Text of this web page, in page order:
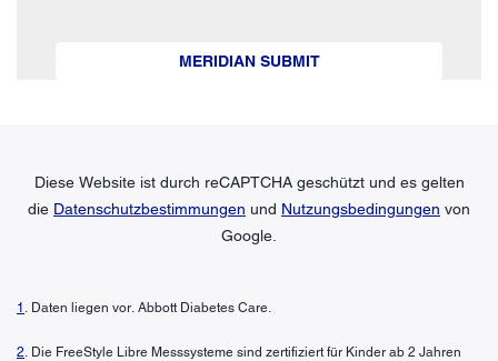
MERIDIAN SUBMIT
Diese Website ist durch reCAPTCHA geschützt und es gelten
die Datenschutzbestimmungen und Nutzungsbedingungen von
Google.
1 . Daten liegen vor. Abbott Diabetes Care.
2. Die FreeStyle Libre Messsysteme sind zertifiziert für Kinder ab 2 Jahren